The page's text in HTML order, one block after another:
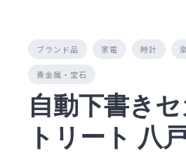
ブランド品 家電 時計
貴金属・宝石
自動下書き
トリート 八